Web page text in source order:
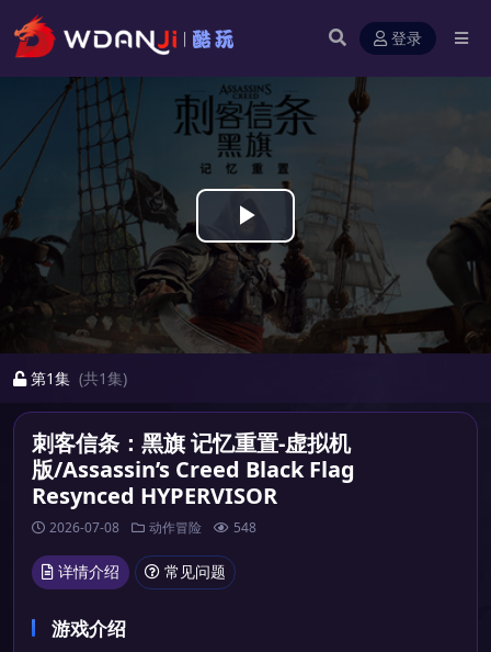
登录
Play
Video
第1集 (共1集)
刺客信条：黑旗 记忆重置-虚拟机
版/Assassin’s Creed Black Flag
Resynced HYPERVISOR
2026-07-08 动作冒险 548
详情介绍 常见问题
游戏介绍